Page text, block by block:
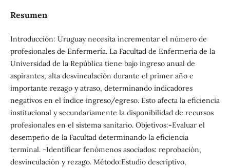
Resumen
Introducción: Uruguay necesita incrementar el número de
profesionales de Enfermería. La Facultad de Enfermería de la
Universidad de la República tiene bajo ingreso anual de
aspirantes, alta desvinculación durante el primer año e
importante rezago y atraso, determinando indicadores
negativos en el índice ingreso/egreso. Esto afecta la eficiencia
institucional y secundariamente la disponibilidad de recursos
profesionales en el sistema sanitario. Objetivos:-Evaluar el
desempeño de la Facultad determinando la eficiencia
terminal. -Identificar fenómenos asociados: reprobación,
desvinculación y rezago. Método:Estudio descriptivo,